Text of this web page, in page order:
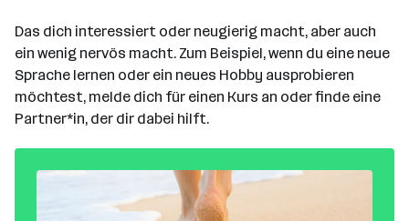
Das dich interessiert oder neugierig macht, aber auch
ein wenig nervös macht. Zum Beispiel, wenn du eine neue
Sprache lernen oder ein neues Hobby ausprobieren
möchtest, melde dich für einen Kurs an oder finde eine
Partner*in, der dir dabei hilft.